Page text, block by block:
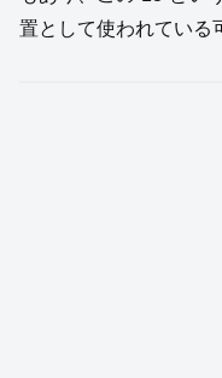
置として使われている